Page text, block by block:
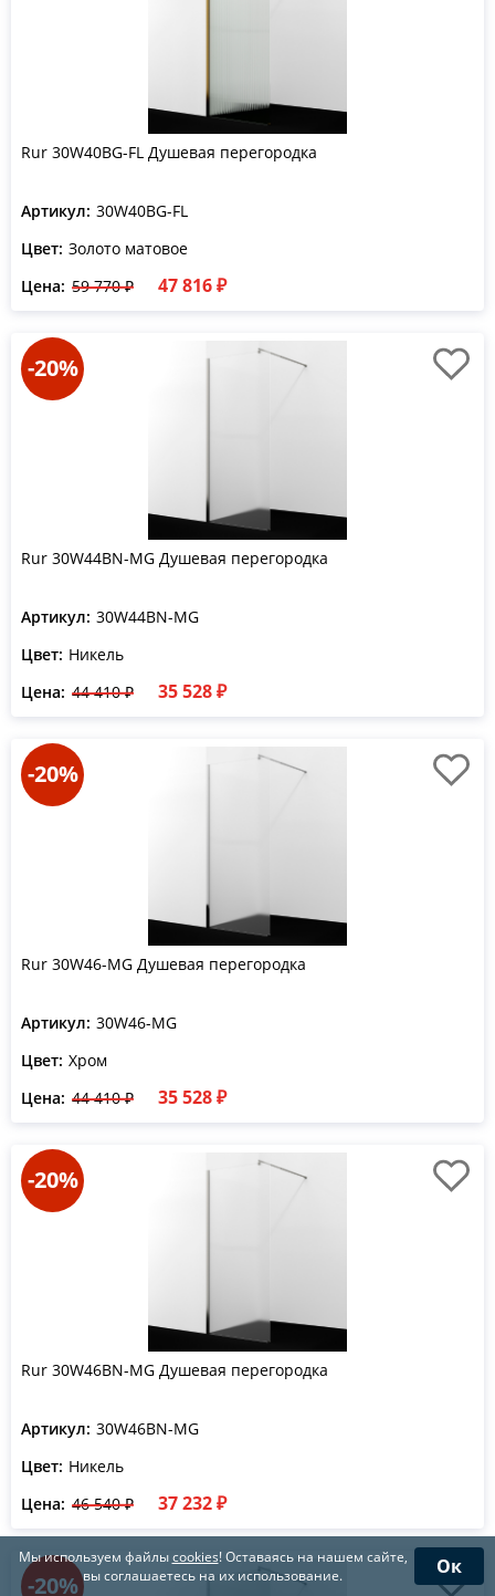
Rur 30W40BG-FL Душевая перегородка
Артикул: 30W40BG-FL
Цвет: Золото матовое
Цена: 59 770 ₽ 47 816 ₽
-20%
Rur 30W44BN-MG Душевая перегородка
Артикул: 30W44BN-MG
Цвет: Никель
Цена: 44 410 ₽ 35 528 ₽
-20%
Rur 30W46-MG Душевая перегородка
Артикул: 30W46-MG
Цвет: Хром
Цена: 44 410 ₽ 35 528 ₽
-20%
Rur 30W46BN-MG Душевая перегородка
Артикул: 30W46BN-MG
Цвет: Никель
Цена: 46 540 ₽ 37 232 ₽
-20%
Мы используем файлыcookies! Оставаясь на нашем сайте,
вы соглашаетесь на их использование.
Ок